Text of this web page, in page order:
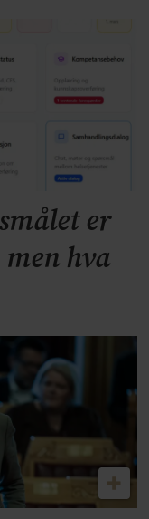
er
hva